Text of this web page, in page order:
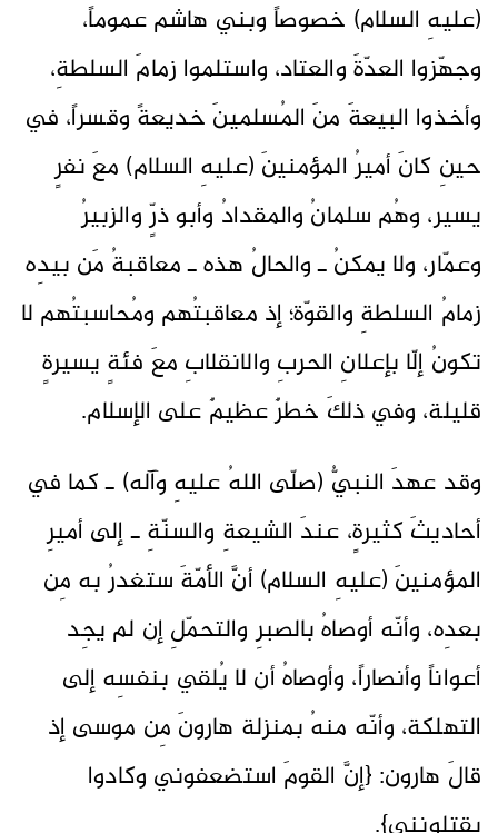
(عليهِ السلام) خصوصاً وبني هاشم عموماً،
وجهّزوا العدّةَ والعتاد، واستلموا زمامَ السلطةِ،
وأخذوا البيعةَ منَ المُسلمينَ خديعةً وقسراً، في
حينِ كانَ أميرُ المؤمنينَ (عليهِ السلام) معَ نفرٍ
يسير، وهُم سلمانُ والمقدادُ وأبو ذرٍّ والزبيرُ
وعمّار، ولا يمكنُ ـ والحالُ هذه ـ معاقبةُ مَن بيدِه
زمامُ السلطةِ والقوّة؛ إذ معاقبتُهم ومُحاسبتُهم لا
تكونُ إلّا بإعلانِ الحربِ والانقلابِ معَ فئةٍ يسيرةٍ
قليلة، وفي ذلكَ خطرٌ عظيمٌ على الإسلام.
وقد عهدَ النبيُّ (صلّى اللهُ عليهِ وآله) ـ كما في
أحاديثَ كثيرةٍ، عندَ الشيعةِ والسنّةِ ـ إلى أميرِ
المؤمنينَ (عليهِ السلام) أنَّ الأمّةَ ستغدرُ به مِن
بعدِه، وأنّه أوصاهُ بالصبرِ والتحمّلِ إن لم يجِد
أعواناً وأنصاراً، وأوصاهُ أن لا يُلقي بنفسِه إلى
التهلكة، وأنّه منهُ بمنزلة هارونَ مِن موسى إذ
قالَ هارون: {إنَّ القومَ استضعفوني وكادوا